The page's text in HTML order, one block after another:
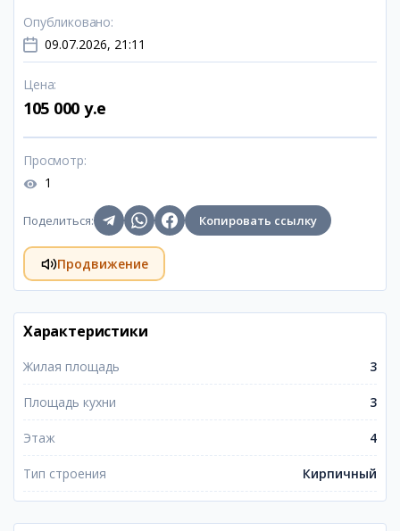
Опубликовано:
09.07.2026, 21:11
Цена:
105 000 y.e
Просмотр:
1
Поделиться: Копировать ссылку
Продвижение
Характеристики
Жилая площадь 3
Площадь кухни 3
Этаж 4
Тип строения Кирпичный